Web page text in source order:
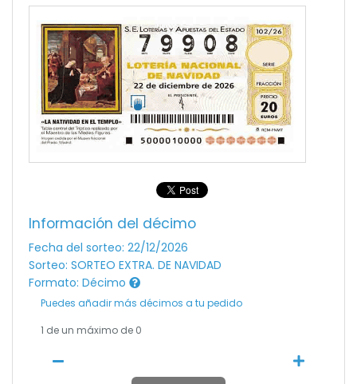
Información del décimo
Fecha del sorteo: 22/12/2026
Sorteo: SORTEO EXTRA. DE NAVIDAD
Formato: Décimo
Puedes añadir más décimos a tu pedido
1 de un máximo de 0